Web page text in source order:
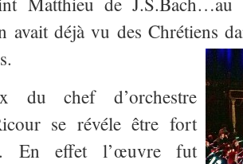
avait déjà vu des Chrétiens
du chef d’orchestre
se révéle être fort
En effet l’œuvre fut